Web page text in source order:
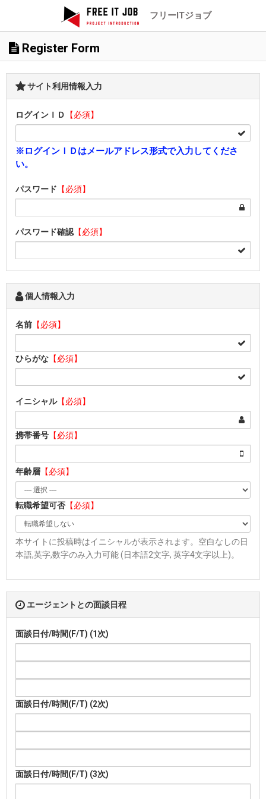
フリーITジョブ
Register Form
サイト利用情報入力
ログインＩＤ 【必須】
※ログインＩＤはメールアドレス形式で入力してくださ
い。
パスワード 【必須】
パスワード確認 【必須】
個人情報入力
名前 【必須】
ひらがな 【必須】
イニシャル【必須】
携帯番号 【必須】
年齢層 【必須】
転職希望可否【必須】
本サイトに投稿時はイニシャルが表示されます。空白なしの日
本語,英字,数字のみ入力可能 (日本語2文字, 英字4文字以上)。
エージェントとの面談日程
面談日付/時間(F/T) (1次)
面談日付/時間(F/T) (2次)
面談日付/時間(F/T) (3次)